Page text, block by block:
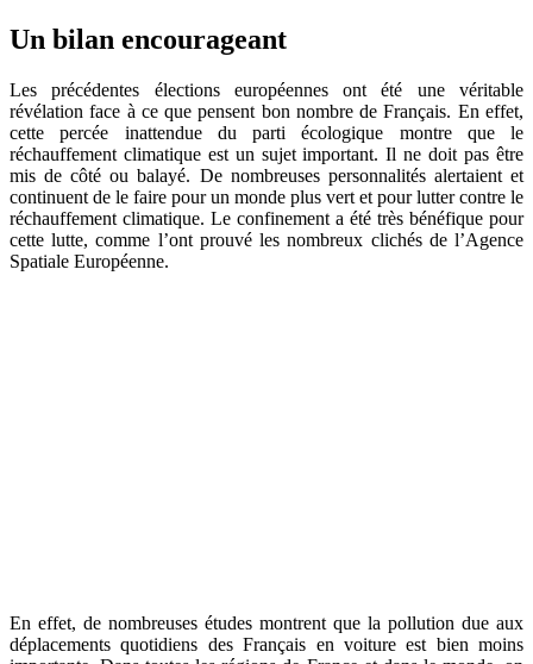
Un bilan encourageant
Les précédentes élections européennes ont été une véritable
révélation face à ce que pensent bon nombre de Français. En effet,
cette percée inattendue du parti écologique montre que le
réchauffement climatique est un sujet important. Il ne doit pas être
mis de côté ou balayé. De nombreuses personnalités alertaient et
continuent de le faire pour un monde plus vert et pour lutter contre le
réchauffement climatique. Le confinement a été très bénéfique pour
cette lutte, comme l’ont prouvé les nombreux clichés de l’Agence
Spatiale Européenne.
En effet, de nombreuses études montrent que la pollution due aux
déplacements quotidiens des Français en voiture est bien moins